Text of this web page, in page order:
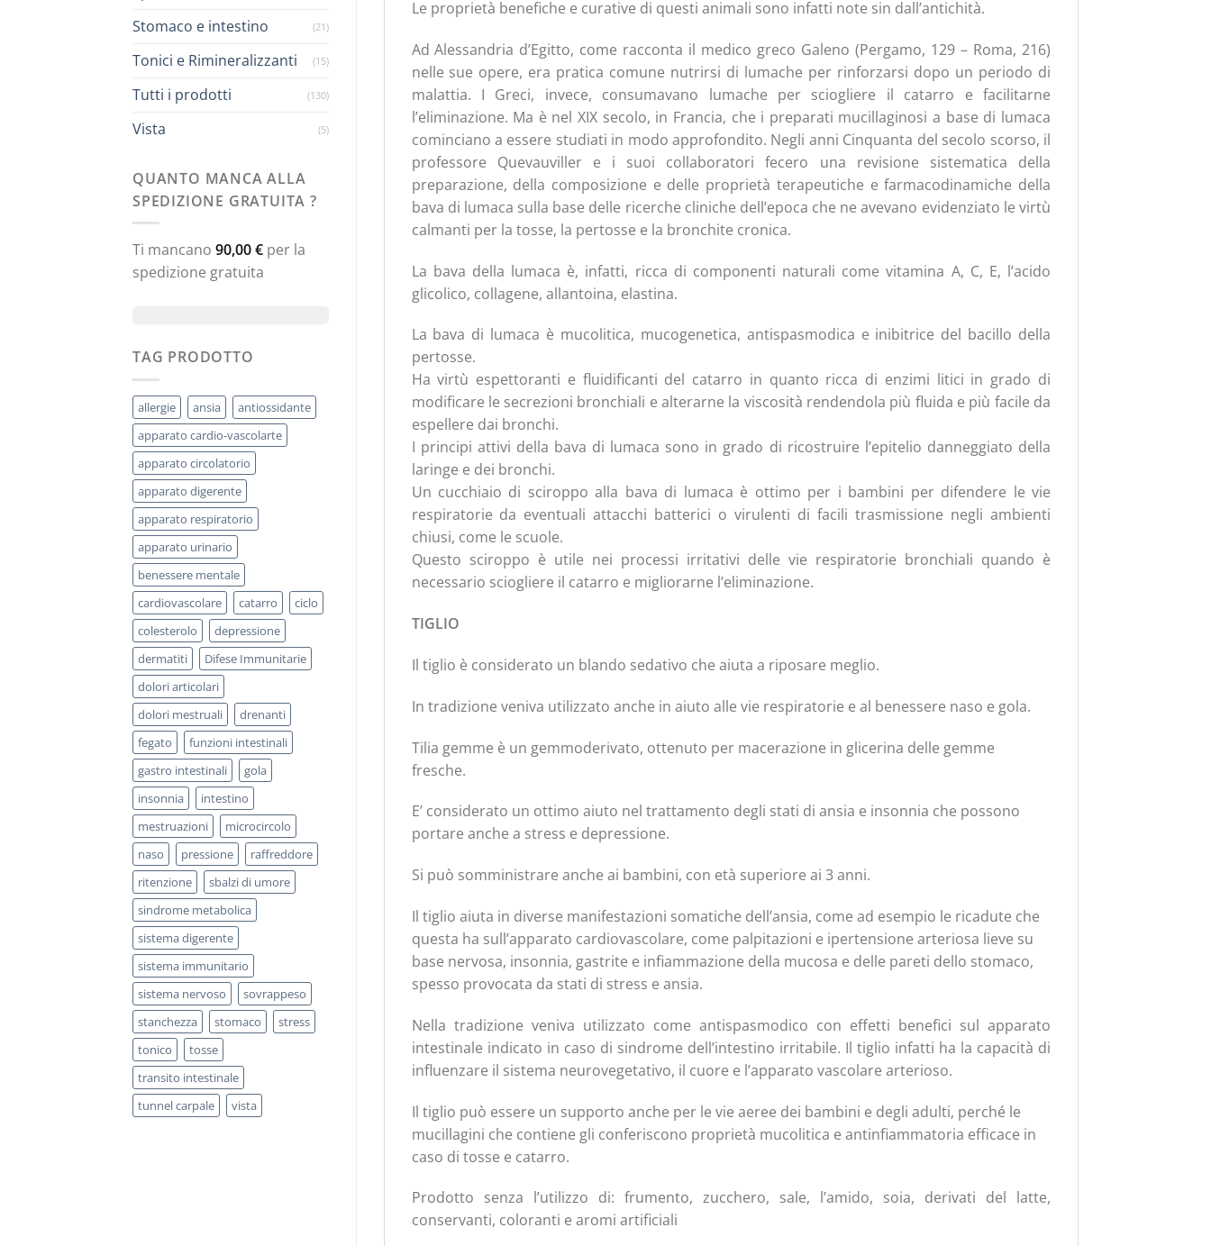
Stomaco e intestino (21)
Tonici e Rimineralizzanti (15)
Tutti i prodotti (130)
Vista (5)
QUANTO MANCA ALLA
SPEDIZIONE GRATUITA ?
Ti mancano 90,00€ per la
spedizione gratuita
TAG PRODOTTO
allergie ansia
antiossidante
apparato cardio-vascolarte
apparato circolatorio
apparato digerente
apparato respiratorio
apparato urinario
benessere mentale
cardiovascolare
catarro
ciclo
colesterolo
depressione
dermatiti
Difese Immunitarie
dolori articolari
dolori mestruali
drenanti
fegato
funzioni intestinali
gastro intestinali
gola
insonnia
intestino
mestruazioni
microcircolo
naso
pressione
raffreddore
ritenzione
sbalzi di umore
sindrome metabolica
sistema digerente
sistema immunitario
sistema nervoso
sovrappeso
stanchezza
stomaco
stress
tonico
tosse
transito intestinale
tunnel carpale
vista
Le proprietà benefiche e curative di questi animali sono infatti note sin dall’antichità.
Ad Alessandria d’Egitto, come racconta il medico greco Galeno (Pergamo, 129 – Roma, 216)
nelle sue opere, era pratica comune nutrirsi di lumache per rinforzarsi dopo un periodo di
malattia. I Greci, invece, consumavano lumache per sciogliere il catarro e facilitarne
l’eliminazione. Ma è nel XIX secolo, in Francia, che i preparati mucillaginosi a base di lumaca
cominciano a essere studiati in modo approfondito. Negli anni Cinquanta del secolo scorso, il
professore Quevauviller e i suoi collaboratori fecero una revisione sistematica della
preparazione, della composizione e delle proprietà terapeutiche e farmacodinamiche della
bava di lumaca sulla base delle ricerche cliniche dell’epoca che ne avevano evidenziato le virtù
calmanti per la tosse, la pertosse e la bronchite cronica.
La bava della lumaca è, infatti, ricca di componenti naturali come vitamina A, C, E, l’acido
glicolico, collagene, allantoina, elastina.
La bava di lumaca è mucolitica, mucogenetica, antispasmodica e inibitrice del bacillo della
pertosse.
Ha virtù espettoranti e fluidificanti del catarro in quanto ricca di enzimi litici in grado di
modificare le secrezioni bronchiali e alterarne la viscosità rendendola più fluida e più facile da
espellere dai bronchi.
I principi attivi della bava di lumaca sono in grado di ricostruire l’epitelio danneggiato della
laringe e dei bronchi.
Un cucchiaio di sciroppo alla bava di lumaca è ottimo per i bambini per difendere le vie
respiratorie da eventuali attacchi batterici o virulenti di facili trasmissione negli ambienti
chiusi, come le scuole.
Questo sciroppo è utile nei processi irritativi delle vie respiratorie bronchiali quando è
necessario sciogliere il catarro e migliorarne l’eliminazione.
TIGLIO
Il tiglio è considerato un blando sedativo che aiuta a riposare meglio.
In tradizione veniva utilizzato anche in aiuto alle vie respiratorie e al benessere naso e gola.
Tilia gemme è un gemmoderivato, ottenuto per macerazione in glicerina delle gemme
fresche.
E’ considerato un ottimo aiuto nel trattamento degli stati di ansia e insonnia che possono
portare anche a stress e depressione.
Si può somministrare anche ai bambini, con età superiore ai 3 anni.
Il tiglio aiuta in diverse manifestazioni somatiche dell’ansia, come ad esempio le ricadute che
questa ha sull’apparato cardiovascolare, come palpitazioni e ipertensione arteriosa lieve su
base nervosa, insonnia, gastrite e infiammazione della mucosa e delle pareti dello stomaco,
spesso provocata da stati di stress e ansia.
Nella tradizione veniva utilizzato come antispasmodico con effetti benefici sul apparato
intestinale indicato in caso di sindrome dell’intestino irritabile. Il tiglio infatti ha la capacità di
influenzare il sistema neurovegetativo, il cuore e l’apparato vascolare arterioso.
Il tiglio può essere un supporto anche per le vie aeree dei bambini e degli adulti, perché le
mucillagini che contiene gli conferiscono proprietà mucolitica e antinfiammatoria efficace in
caso di tosse e catarro.
Prodotto senza l’utilizzo di: frumento, zucchero, sale, l’amido, soia, derivati del latte,
conservanti, coloranti e aromi artificiali